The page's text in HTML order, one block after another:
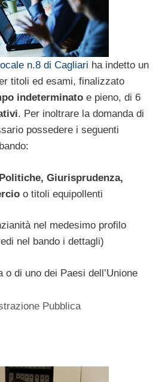
n.8 di Cagliari ha indetto un
titoli ed esami, finalizzato
indeterminato e pieno, di 6
. Per inoltrare la domanda di
possedere i seguenti
Giurisprudenza,
o titoli equipollenti
nel medesimo profilo
nel bando i dettagli)
di uno dei Paesi dell’Unione
Pubblica